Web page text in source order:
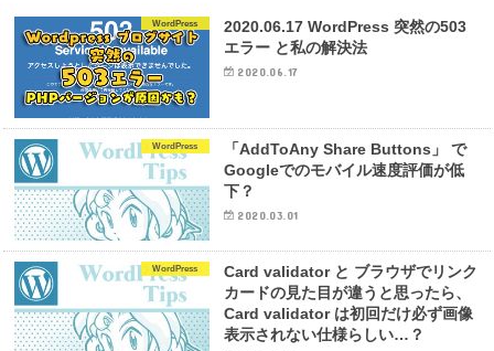
WordPress
2020.06.17 WordPress 突然の503
エラー と私の解決法
2020.06.17
WordPress
「AddToAny Share Buttons」 で
Googleでのモバイル速度評価が低
下？
2020.03.01
WordPress
Card validator と ブラウザでリンク
カードの見た目が違うと思ったら、
Card validator は初回だけ必ず画像
表示されない仕様らしい…？